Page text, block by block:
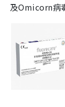
及Omicorn病